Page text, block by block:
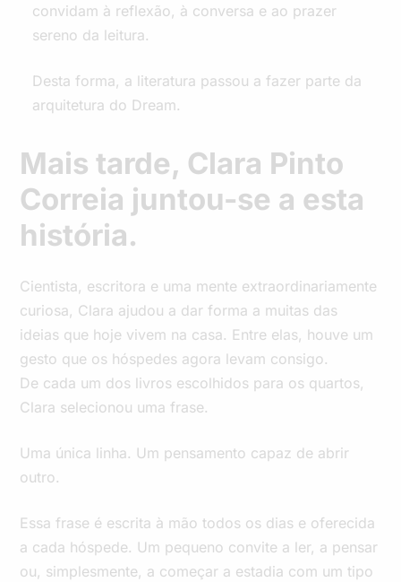
convidam à reflexão, à conversa e ao prazer
sereno da leitura.
Desta forma, a literatura passou a fazer parte da
arquitetura do Dream.
Mais tarde, Clara Pinto
Correia juntou-se a esta
história.
Cientista, escritora e uma mente extraordinariamente
curiosa, Clara ajudou a dar forma a muitas das
ideias que hoje vivem na casa. Entre elas, houve um
gesto que os hóspedes agora levam consigo.
De cada um dos livros escolhidos para os quartos,
Clara selecionou uma frase.
Uma única linha. Um pensamento capaz de abrir
outro.
Essa frase é escrita à mão todos os dias e oferecida
a cada hóspede. Um pequeno convite a ler, a pensar
ou, simplesmente, a começar a estadia com um tipo